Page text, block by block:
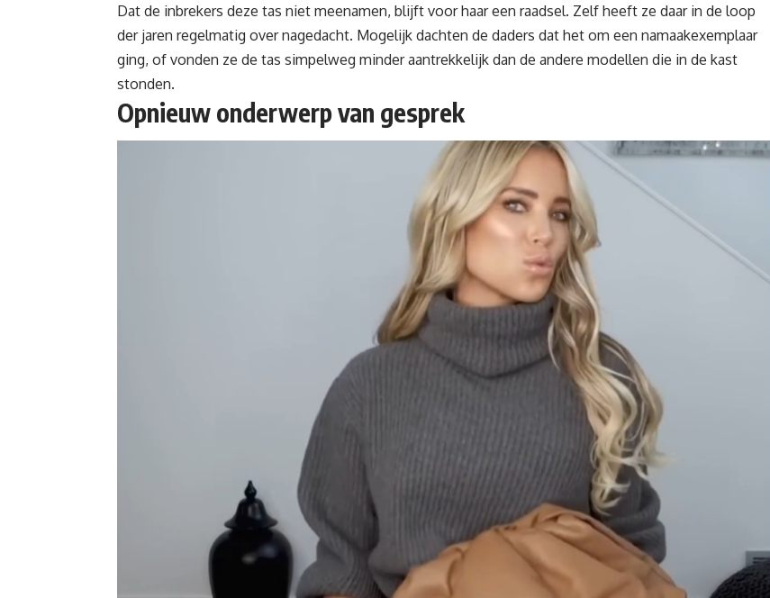
Dat de inbrekers deze tas niet meenamen, blijft voor haar een raadsel. Zelf heeft ze daar in de loop
der jaren regelmatig over nagedacht. Mogelijk dachten de daders dat het om een namaakexemplaar
ging, of vonden ze de tas simpelweg minder aantrekkelijk dan de andere modellen die in de kast
stonden.
Opnieuw onderwerp van gesprek